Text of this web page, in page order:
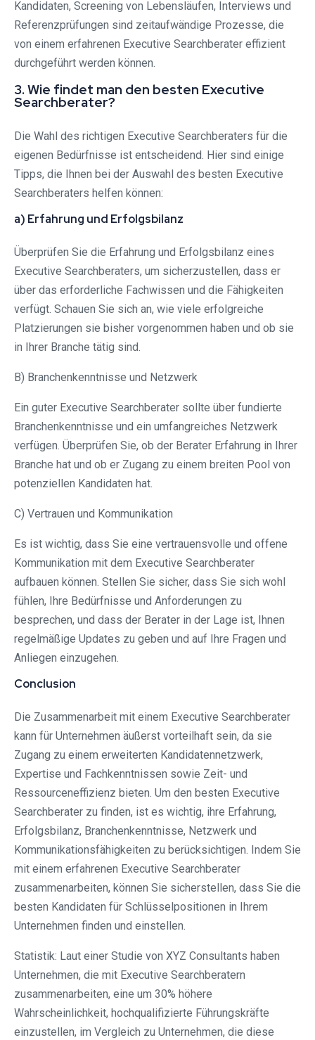
Kandidaten, Screening von Lebensläufen, Interviews und
Referenzprüfungen sind zeitaufwändige Prozesse, die
von einem erfahrenen Executive Searchberater effizient
durchgeführt werden können.
3. Wie findet man den besten Executive
Searchberater?
Die Wahl des richtigen Executive Searchberaters für die
eigenen Bedürfnisse ist entscheidend. Hier sind einige
Tipps, die Ihnen bei der Auswahl des besten Executive
Searchberaters helfen können:
a) Erfahrung und Erfolgsbilanz
Überprüfen Sie die Erfahrung und Erfolgsbilanz eines
Executive Searchberaters, um sicherzustellen, dass er
über das erforderliche Fachwissen und die Fähigkeiten
verfügt. Schauen Sie sich an, wie viele erfolgreiche
Platzierungen sie bisher vorgenommen haben und ob sie
in Ihrer Branche tätig sind.
B) Branchenkenntnisse und Netzwerk
Ein guter Executive Searchberater sollte über fundierte
Branchenkenntnisse und ein umfangreiches Netzwerk
verfügen. Überprüfen Sie, ob der Berater Erfahrung in Ihrer
Branche hat und ob er Zugang zu einem breiten Pool von
potenziellen Kandidaten hat.
C) Vertrauen und Kommunikation
Es ist wichtig, dass Sie eine vertrauensvolle und offene
Kommunikation mit dem Executive Searchberater
aufbauen können. Stellen Sie sicher, dass Sie sich wohl
fühlen, Ihre Bedürfnisse und Anforderungen zu
besprechen, und dass der Berater in der Lage ist, Ihnen
regelmäßige Updates zu geben und auf Ihre Fragen und
Anliegen einzugehen.
Conclusion
Die Zusammenarbeit mit einem Executive Searchberater
kann für Unternehmen äußerst vorteilhaft sein, da sie
Zugang zu einem erweiterten Kandidatennetzwerk,
Expertise und Fachkenntnissen sowie Zeit- und
Ressourceneffizienz bieten. Um den besten Executive
Searchberater zu finden, ist es wichtig, ihre Erfahrung,
Erfolgsbilanz, Branchenkenntnisse, Netzwerk und
Kommunikationsfähigkeiten zu berücksichtigen. Indem Sie
mit einem erfahrenen Executive Searchberater
zusammenarbeiten, können Sie sicherstellen, dass Sie die
besten Kandidaten für Schlüsselpositionen in Ihrem
Unternehmen finden und einstellen.
Statistik: Laut einer Studie von XYZ Consultants haben
Unternehmen, die mit Executive Searchberatern
zusammenarbeiten, eine um 30% höhere
Wahrscheinlichkeit, hochqualifizierte Führungskräfte
einzustellen, im Vergleich zu Unternehmen, die diese